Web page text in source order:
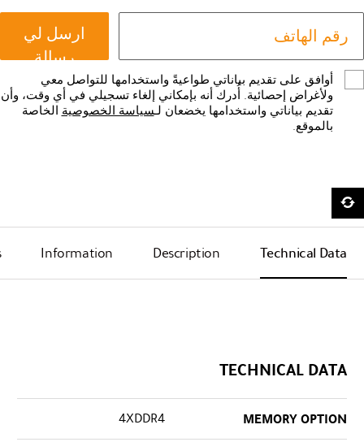
ارسل لي
رسالة
أوافق على تقديم بياناتي طواعيةً واستخدامها للتواصل معي
ولأغراض إحصائية. أُدرك أنه بإمكاني إلغاء تسجيلي في أي وقت، وأن
تقديم بياناتي واستخدامها يخضعان لـسياسة الخصوصية الخاصة
بالموقع.
Technical Data
Description
Information
TECHNICAL DATA
MEMORY OPTION
4XDDR4